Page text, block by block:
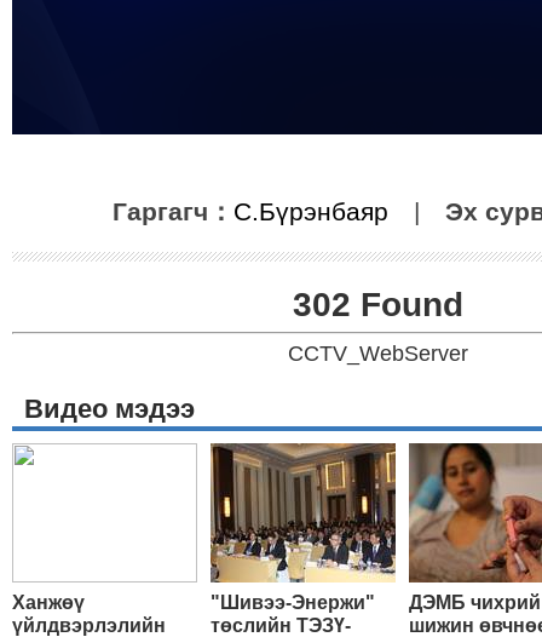
Гаргагч： С.Бүрэнбаяр | Эх
302 Found
CCTV_WebServer
Видео мэдээ
Ханжөү
үйлдвэрлэлийн
"Шивээ-Энержи"
төслийн ТЭЗҮ-
ДЭМБ
шижин